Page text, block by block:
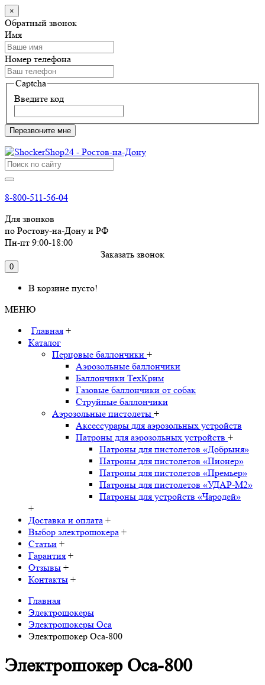
×
Обратный звонок
Имя
Номер телефона
Captcha
Введите код
Перезвоните мне
8-800-511-56-04
Для звонков
по Ростову-на-Дону и РФ
Пн-пт 9:00-18:00
Заказать звонок
0
В корзине пусто!
МЕНЮ
Главная +
Каталог
Перцовые баллончики +
Аэрозольные баллончики
Баллончики ТехКрим
Газовые баллончики от собак
Струйные баллончики
Аэрозольные пистолеты +
Аксессурары для аэрозольных устройств
Патроны для аэрозольных устройств +
Патроны для пистолетов «Добрыня»
Патроны для пистолетов «Пионер»
Патроны для пистолетов «Премьер»
Патроны для пистолетов «УДАР-M2»
Патроны для устройств «Чародей»
+
Доставка и оплата +
Выбор электрошокера +
Статьи +
Гарантия +
Отзывы +
Контакты +
Главная
Электрошокеры
Электрошокеры Оса
Электрошокер Оса-800
Электрошокер Оса-800